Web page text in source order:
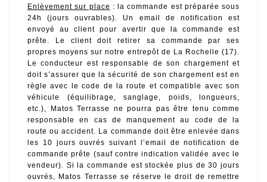
Enlèvement sur place : la commande est préparée sous
24h (jours ouvrables). Un email de notification est
envoyé au client pour avertir que la commande est
prête. Le client doit retirer sa commande par ses
propres moyens sur notre entrepôt de La Rochelle (17).
Le conducteur est responsable de son chargement et
doit s’assurer que la sécurité de son chargement est en
règle avec le code de la route et compatible avec son
véhicule (équilibrage, sanglage, poids, longueurs,
etc.), Matos Terrasse ne pourra pas être tenu comme
responsable en cas de manquement au code de la
route ou accident. La commande doit être enlevée dans
les 10 jours ouvrés suivant l’email de notification de
commande prête (sauf contre indication validée avec le
vendeur). Si la commande est stockée plus de 30 jours
ouvrés, Matos Terrasse se réserve le droit de remettre